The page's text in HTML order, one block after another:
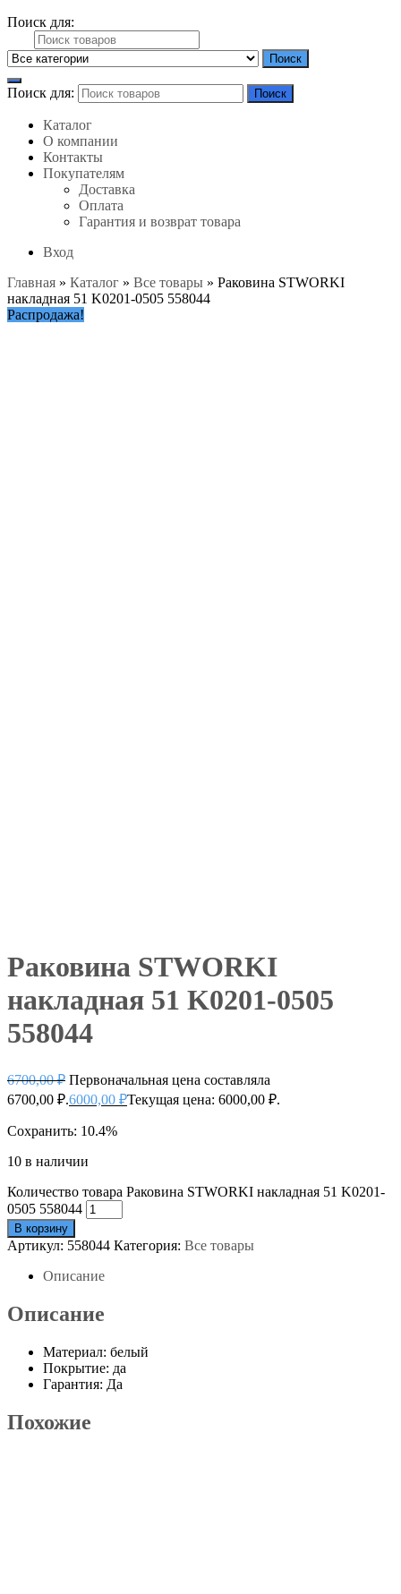
Поиск для:
Поиск
Поиск для: Поиск
Каталог
О компании
Контакты
Покупателям
Доставка
Оплата
Гарантия и возврат товара
Вход
Главная » Каталог » Все товары » Раковина STWORKI
накладная 51 K0201-0505 558044
Распродажа!
Раковина STWORKI
накладная 51 K0201-0505
558044
6700,00₽ Первоначальная цена составляла
6700,00 ₽.6000,00 ₽Текущая цена: 6000,00 ₽.
Сохранить: 10.4%
10 в наличии
Количество товара Раковина STWORKI накладная 51 K0201-
0505 558044
В корзину
Артикул: 558044 Категория: Все товары
Описание
Описание
Материал: белый
Покрытие: да
Гарантия: Да
Похожие